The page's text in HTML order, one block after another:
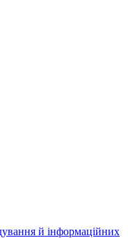
й інформаційних